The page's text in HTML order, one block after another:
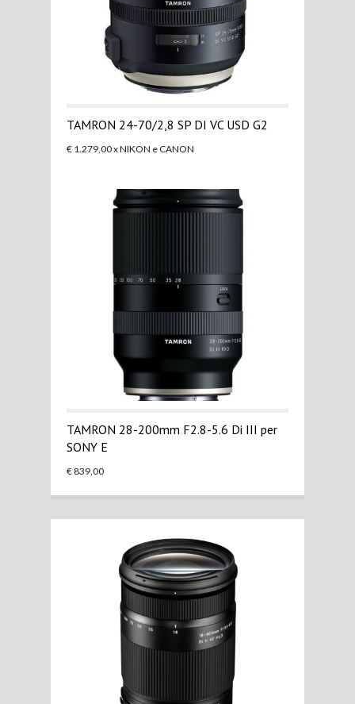
TAMRON 24-70/2,8 SP DI VC USD G2
€ 1.279,00 x NIKON e CANON
TAMRON 28-200mm F2.8-5.6 Di III per
SONY E
€ 839,00